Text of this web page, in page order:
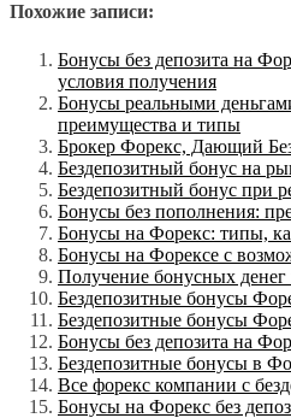
Похожие записи:
Бонусы без депозита на
условия получения
Бонусы реальными
преимущества и типы
Брокер Форекс, Дающий
Бездепозитный бонус на
Бездепозитный бонус при
Бонусы без пополнения:
Бонусы на Форекс: типы,
Бонусы на Форексе с
Получение бонусных
Бездепозитные бонусы
Бездепозитные бонусы
Бонусы без депозита на
Бездепозитные бонусы в
Все форекс компании с
Бонусы на Форекс без